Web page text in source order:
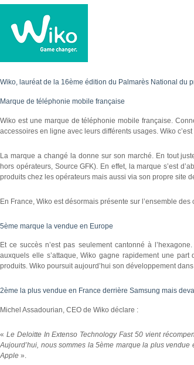
Wiko, lauréat de la 16ème édition du Palmarès National du
Marque de téléphonie mobile française
Wiko est une marque de téléphonie mobile française.
accessoires en ligne avec leurs différents usages. Wiko
La marque a changé la donne sur son marché. En tout
hors opérateurs, Source GFK). En effet, la marque s’est
produits chez les opérateurs mais aussi via son propre site
En France, Wiko est désormais présente sur l’ensemble des
5ème marque la vendue en Europe
Et ce succès n’est pas seulement cantonné à
auxquels elle s’attaque, Wiko gagne rapidement une
produits. Wiko poursuit aujourd’hui son développement
2ème la plus vendue en France derrière Samsung mais
Michel Assadourian, CEO de Wiko déclare :
« Le Deloitte In Extenso Technology Fast 50 vient
Aujourd’hui, nous sommes la 5ème marque la plus
Apple ».